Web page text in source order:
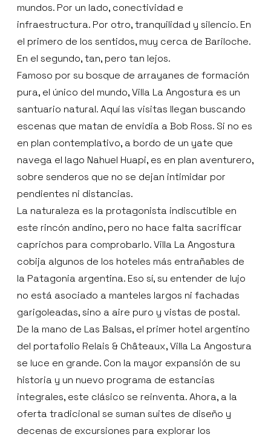
mundos. Por un lado, conectividad e
infraestructura. Por otro, tranquilidad y silencio. En
el primero de los sentidos, muy cerca de Bariloche.
En el segundo, tan, pero tan lejos.
Famoso por su bosque de arrayanes de formación
pura, el único del mundo, Villa La Angostura es un
santuario natural. Aquí las visitas llegan buscando
escenas que matan de envidia a Bob Ross. Si no es
en plan contemplativo, a bordo de un yate que
navega el lago Nahuel Huapi, es en plan aventurero,
sobre senderos que no se dejan intimidar por
pendientes ni distancias.
La naturaleza es la protagonista indiscutible en
este rincón andino, pero no hace falta sacrificar
caprichos para comprobarlo. Villa La Angostura
cobija algunos de los hoteles más entrañables de
la Patagonia argentina. Eso sí, su entender de lujo
no está asociado a manteles largos ni fachadas
garigoleadas, sino a aire puro y vistas de postal.
De la mano de Las Balsas, el primer hotel argentino
del portafolio Relais & Châteaux, Villa La Angostura
se luce en grande. Con la mayor expansión de su
historia y un nuevo programa de estancias
integrales, este clásico se reinventa. Ahora, a la
oferta tradicional se suman suites de diseño y
decenas de excursiones para explorar los